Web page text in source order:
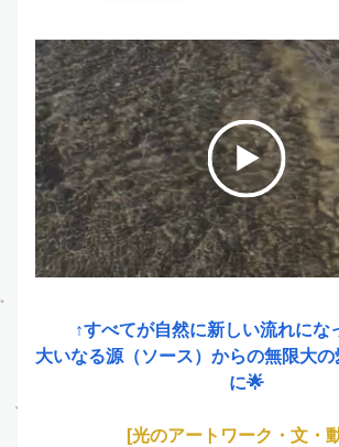
↑すべてが自然に新しい流れに
大いなる源（ソース）からの無限大
に🌟
[光のアートワーク・文・